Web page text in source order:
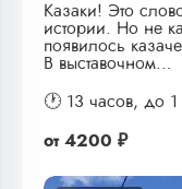
Казаки! Это
истории. Но не
появилось
В выставочном…
🕐 13 часов, до 1
от 4200 ₽